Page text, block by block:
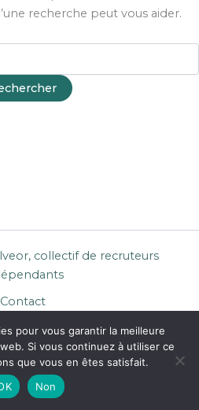
recherche peut vous aider.
collectif de recruteurs
Contact
légales
Entreprises
pour vous garantir la meilleure
Si vous continuez à utiliser ce
que vous en êtes satisfait.
Non